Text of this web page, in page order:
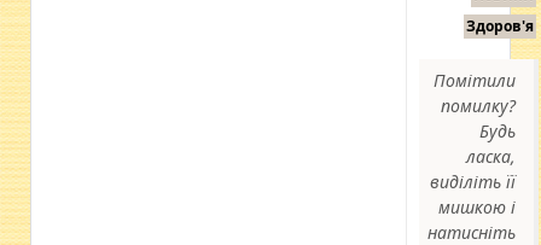
Здоров'я
Помітили
помилку?
Будь
ласка,
виділіть її
мишкою і
натисніть